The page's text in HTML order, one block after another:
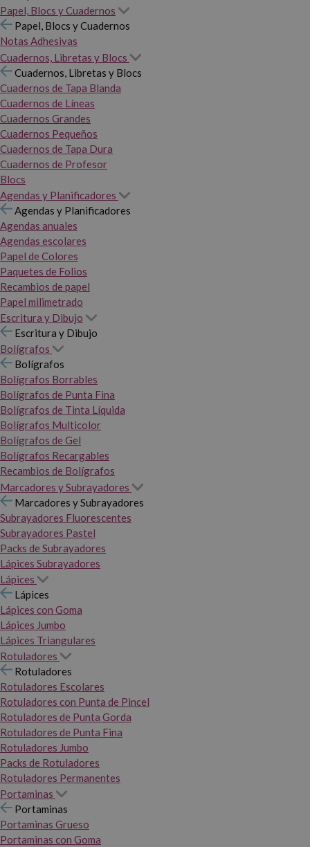
Papel, Blocs y Cuadernos
Papel, Blocs y Cuadernos
Notas Adhesivas
Cuadernos, Libretas y Blocs
Cuadernos, Libretas y Blocs
Cuadernos de Tapa Blanda
Cuadernos de Líneas
Cuadernos Grandes
Cuadernos Pequeños
Cuadernos de Tapa Dura
Cuadernos de Profesor
Blocs
Agendas y Planificadores
Agendas y Planificadores
Agendas anuales
Agendas escolares
Papel de Colores
Paquetes de Folios
Recambios de papel
Papel milimetrado
Escritura y Dibujo
Escritura y Dibujo
Bolígrafos
Bolígrafos
Bolígrafos Borrables
Bolígrafos de Punta Fina
Bolígrafos de Tinta Líquida
Bolígrafos Multicolor
Bolígrafos de Gel
Bolígrafos Recargables
Recambios de Bolígrafos
Marcadores y Subrayadores
Marcadores y Subrayadores
Subrayadores Fluorescentes
Subrayadores Pastel
Packs de Subrayadores
Lápices Subrayadores
Lápices
Lápices
Lápices con Goma
Lápices Jumbo
Lápices Triangulares
Rotuladores
Rotuladores
Rotuladores Escolares
Rotuladores con Punta de Pincel
Rotuladores de Punta Gorda
Rotuladores de Punta Fina
Rotuladores Jumbo
Packs de Rotuladores
Rotuladores Permanentes
Portaminas
Portaminas
Portaminas Grueso
Portaminas con Goma